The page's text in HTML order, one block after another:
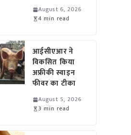
August 6, 2026
4 min read
आईसीएआर ने
विकसित किया
अफ्रीकी स्वाइन
फीवर का टीका
August 5, 2026
3 min read